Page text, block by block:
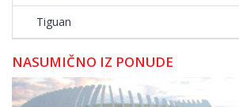
Tiguan
NASUMIČNO IZ PONUDE